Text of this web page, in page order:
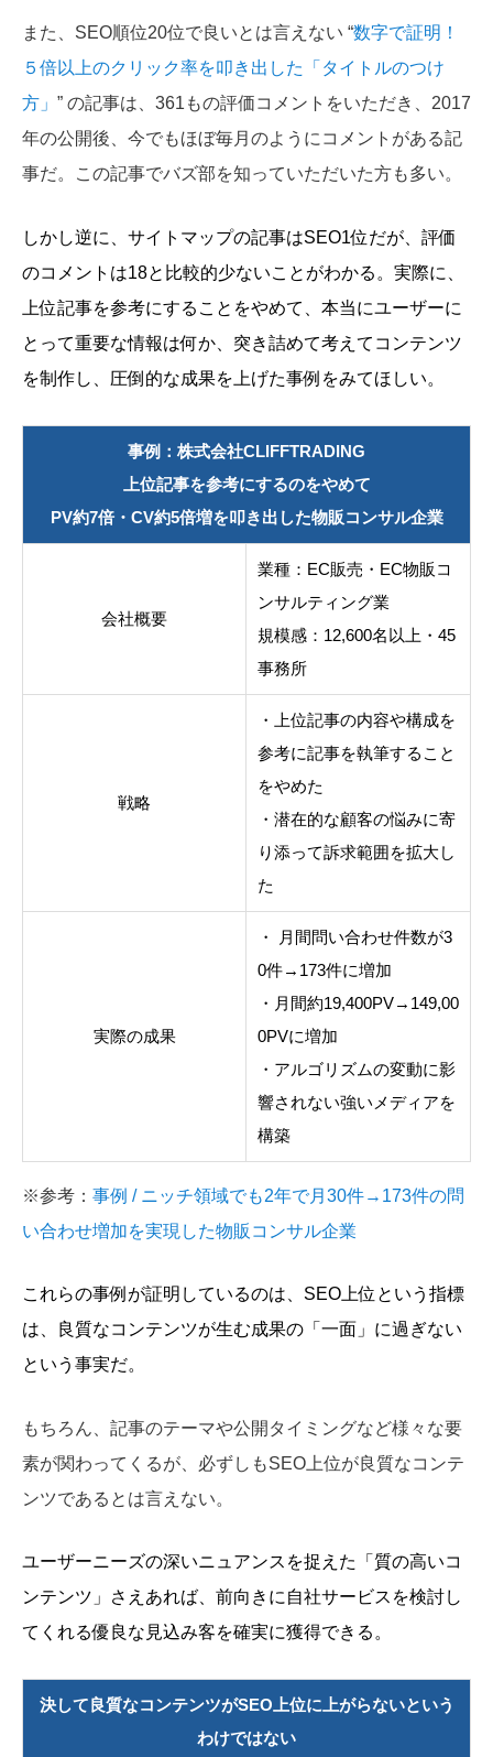
また、SEO順位20位で良いとは言えない “数字で証明！
５倍以上のクリック率を叩き出した「タイトルのつけ
方」 ” の記事は、361もの評価コメントをいただき、2017
年の公開後、今でもほぼ毎月のようにコメントがある記
事だ。この記事でバズ部を知っていただいた方も多い。
しかし逆に、サイトマップの記事はSEO1位だが、評価
のコメントは18と比較的少ないことがわかる。実際に、
上位記事を参考にすることをやめて、本当にユーザーに
とって重要な情報は何か、突き詰めて考えてコンテンツ
を制作し、圧倒的な成果を上げた事例をみてほしい。
事例：株式会社CLIFFTRADING
上位記事を参考にするのをやめて
PV約7倍・CV約5倍増を叩き出した物販コンサル企業
会社概要
業種：EC販売・EC物販コ
ンサルティング業
規模感：12,600名以上・45
事務所
戦略
・上位記事の内容や構成を
参考に記事を執筆すること
をやめた
・潜在的な顧客の悩みに寄
り添って訴求範囲を拡大し
た
実際の成果
・ 月間問い合わせ件数が3
0件→173件に増加
・月間約19,400PV→149,00
0PVに増加
・アルゴリズムの変動に影
響されない強いメディアを
構築
※参考： 事例 / ニッチ領域でも2年で月30件→173件の問
い合わせ増加を実現した物販コンサル企業
これらの事例が証明しているのは、SEO上位という指標
は、良質なコンテンツが生む成果の「一面」に過ぎない
という事実だ。
もちろん、記事のテーマや公開タイミングなど様々な要
素が関わってくるが、必ずしもSEO上位が良質なコンテ
ンツであるとは言えない。
ユーザーニーズの深いニュアンスを捉えた「質の高いコ
ンテンツ」さえあれば、前向きに自社サービスを検討し
てくれる優良な見込み客を確実に獲得できる。
決して良質なコンテンツがSEO上位に上がらないという
わけではない